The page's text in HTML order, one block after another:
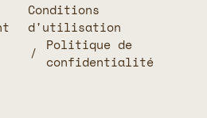
Conditions
d'utilisation
Politique de
confidentialité